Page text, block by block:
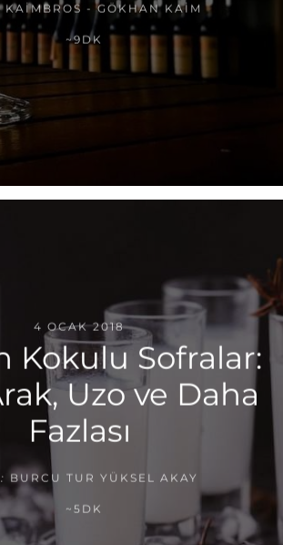
KAIMBROS - GÖKHAN KAIM
~9DK
4 OCAK 2018
Kokulu Sofralar:
Uzo ve Daha
Fazlası
BURCU TUR YÜKSEL AKAY
~5DK